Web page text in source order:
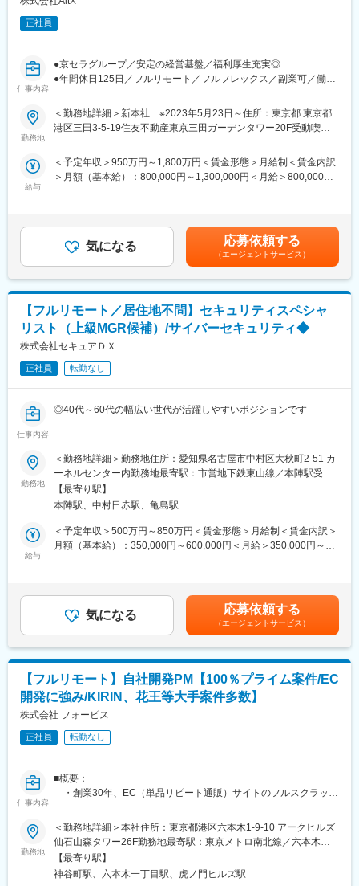
あるかもしれませんが、経営幹部として事業と組織を率いる経験
は、大手のコンサルティング会社やSIerではなかなか得られる経
も魅力的な環境です。
当社のメンバーは、それぞれがチームの中で唯一の存在として活
躍しています。一人ひとりが、誰にも負けないと胸を張って言え
を成功に導きます。そして、地方にいながらも大手企業のプロジ
ェクトに参画できるチャンスがあります。
正社員
仕事内容
●京セラグループ／安定の経営基盤／福利厚生充実◎
●年間休日125日／フルリモート／フルフレックス／副業可／働き
■業務内容：
お客様のサプライチェーンにおける事業課題の形成を行い、KGI・
SCPソリューション「Kinaxis Maestro」のコンサルタントとし
て、事業課題形成から、要件定義、導入支援、アドオン機能開
・お客様事業課題の形成および施策提案
・Kinaxis Maestroプロジェクトの計画、設計、実装、テスト、デ
プロイの指揮
・ビジネス要件の収集と技術的な提案の作成
・チームメンバーの指導と育成
・プロジェクト進捗のモニタリングと関係者とのコミュニケーシ
ョン
■京セラグループの社風：
京セラグループという安定した基盤を持ちながら社員の積極的な
■当社の魅力：
可」「と多様な働き方を歓迎します。例えば、 地方で副業をしな
がらフルリモートで勤務する事も可能です。
・成果に応じた透明性のある報酬制度:報酬は職務要件と年度毎の
パフォーマンスによって決定します。※詳細は面接で説明します。
変更の範囲：会社の定める業務
勤務地
＜勤務地詳細＞新本社 ※2023年5月23日～住所：東京都 東京都
港区三田3-5-19住友不動産東京三田ガーデンタワー20F受動喫煙
トワーク含む）
給与
＜予定年収＞950万円～1,800万円＜賃金形態＞月給制＜賃金内訳
＞月額（基本給）：800,000円～1,300,000円＜月給＞800,000円
気になる 応募依頼する
（エージェントサービス）
【フルリモート／居住地不問】セキュリティスペシャ
リスト（上級MGR候補）/サイバーセキュリティ◆
株式会社セキュアＤＸ
正社員 転勤なし
仕事内容
◎40代～60代の幅広い世代が活躍しやすいポジションです
・セキュリティスペシャリストとして、お客様向けに高度なセキ
ュリティ診断とリスクアセスメント及び対策コンサルを遂行する
とととも、SOCアウトソーシングとしてエンジニア／オペレータ
ーからのエスカレーションを受け、高いセキュリティスキルとリ
ーダーシップ力を持って指導・指示していただきます。特にイン
シデント発生時には事態を的確に把握し、迅速な統率をしていた
だきます。
ティ（脆弱性、ASM、ペネトレーション）診断とリスクアセスメ
ント、対策コンサルティング
・SOCアウトソーシング業務：顧客システムに組込れたセキュリ
◇将来的には上級マネージャとして下記業務にも対応頂きたいと
考えております。※10～30名の組織で運営していく予定です
画（セキュリティ機器選定、製品ベンダー対応）
・体制づくり（エンジニア採用・育成、オペレーションセンター
の運営管理）
・これまでのご経験を活かしたセキュリティ実務を担当→マネー
ジャーとして事業の管理運営業務に従事→将来的に上級マネージ
ャーとして事業戦略や販売計画などの策定立案などの業務へとス
テップアップ頂きます。
勤務地
＜勤務地詳細＞勤務地住所：愛知県名古屋市中村区大秋町2-51 カ
ーネルセンター内勤務地最寄駅：市営地下鉄東山線／本陣駅受動
喫煙対策：屋内全面禁煙
【最寄り駅】
本陣駅、中村日赤駅、亀島駅
給与
＜予定年収＞500万円～850万円＜賃金形態＞月給制＜賃金内訳＞
月額（基本給）：350,000円～600,000円＜月給＞350,000円～
気になる 応募依頼する
（エージェントサービス）
【フルリモート】自社開発PM【100％プライム案件/EC
開発に強み/KIRIN、花王等大手案件多数】
株式会社 フォービス
正社員 転勤なし
仕事内容
■概要：
・創業30年、EC（単品リピート通販）サイトのフルスクラッチ
・大手企業からの100％プライム（一次請け）案件
・完全なリモートワーク（全国勤務可）
■業務内容：
PMとしてECのフルフィルメント開発（注文受付・問合対応か
勤務地
＜勤務地詳細＞本社住所：東京都港区六本木1-9-10 アークヒルズ
仙石山森タワー26F勤務地最寄駅：東京メトロ南北線／六本木一
丁目駅受動喫煙対策：屋内全面禁煙
【最寄り駅】
神谷町駅、六本木一丁目駅、虎ノ門ヒルズ駅